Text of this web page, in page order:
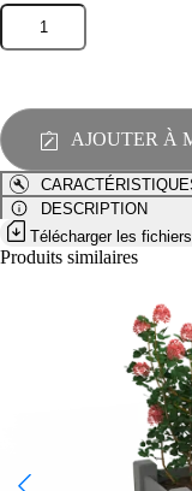
quantité
Jardinière
adaptée
PMR
GARD-
JP-
01
AJOUTER À
DESCRIPTION
Télécharger les
Produits similaires